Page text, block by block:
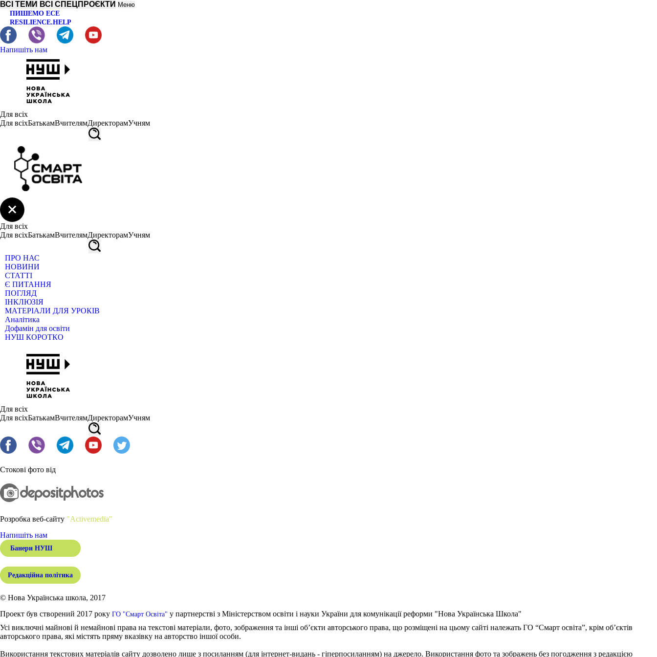
ВСІ ТЕМИ ВСІ СПЕЦПРОЄКТИ Меню
ПИШЕМО ЕСЕ
RESILIENCE.HELP
Напишіть нам
Для всіх
Для всіхБатькамВчителямДиректорамУчням
Для всіх
Для всіхБатькамВчителямДиректорамУчням
ПРО НАС
НОВИНИ
СТАТТІ
Є ПИТАННЯ
ПОГЛЯД
ІНКЛЮЗІЯ
МАТЕРІАЛИ ДЛЯ УРОКІВ
Аналітика
Дофамін для освіти
НУШ КОРОТКО
Для всіх
Для всіхБатькамВчителямДиректорамУчням
Стокові фото від
Розробка веб-сайту "Activemedia"
Напишіть нам
Банери НУШ
Редакційна політика
© Нова Українська школа, 2017
Проект був створений 2017 року ГО "Смарт Освіта" у партнерстві з Міністерством освіти і науки України для комунікації реформи "Нова Українська Школа"
Усі виключні майнові й немайнові права на текстові матеріали, фото, зображення та інші об’єкти авторського права, що розміщені на цьому сайті належать ГО “Смарт освіта”, крім об’єктів
авторського права, які містять пряму вказівку на авторство іншої особи.
Використання текстових матеріалів сайту дозволено лише з посиланням (для інтернет-видань - гіперпосиланням) на джерело. Використання фото та зображень без погодження з редакцією